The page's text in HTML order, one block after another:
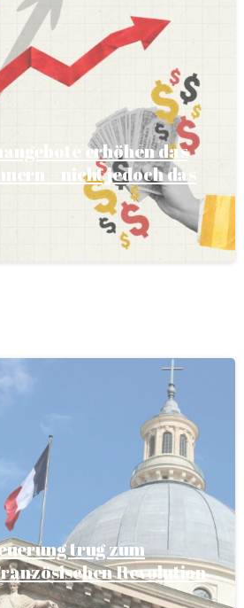
erhöhen das
– nicht jedoch das
trug zum
Revolution